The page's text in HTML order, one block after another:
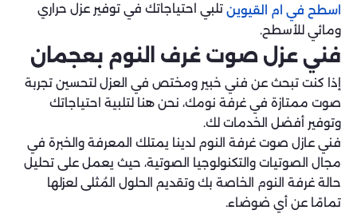
اسطح في ام القيوين تلبي احتياجاتك في توفير عزل حراري
ومائي للأسطح.
فني عزل صوت غرف النوم بعجمان
إذا كنت تبحث عن فني خبير ومختص في العزل لتحسين تجربة
صوت ممتازة في غرفة نومك، نحن هنا لتلبية احتياجاتك
وتوفير أفضل الخدمات لك.
فني عازل صوت غرفة النوم لدينا يمتلك المعرفة والخبرة في
مجال الصوتيات والتكنولوجيا الصوتية، حيث يعمل على تحليل
حالة غرفة النوم الخاصة بك وتقديم الحلول المُثلى لعزلها
تمامًا عن أي ضوضاء.